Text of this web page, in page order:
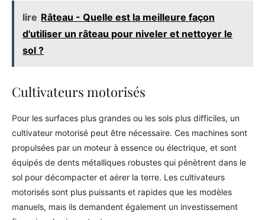
lire Râteau - Quelle est la meilleure façon
d'utiliser un râteau pour niveler et nettoyer le
sol ?
Cultivateurs motorisés
Pour les surfaces plus grandes ou les sols plus difficiles, un
cultivateur motorisé peut être nécessaire. Ces machines sont
propulsées par un moteur à essence ou électrique, et sont
équipés de dents métalliques robustes qui pénètrent dans le
sol pour décompacter et aérer la terre. Les cultivateurs
motorisés sont plus puissants et rapides que les modèles
manuels, mais ils demandent également un investissement